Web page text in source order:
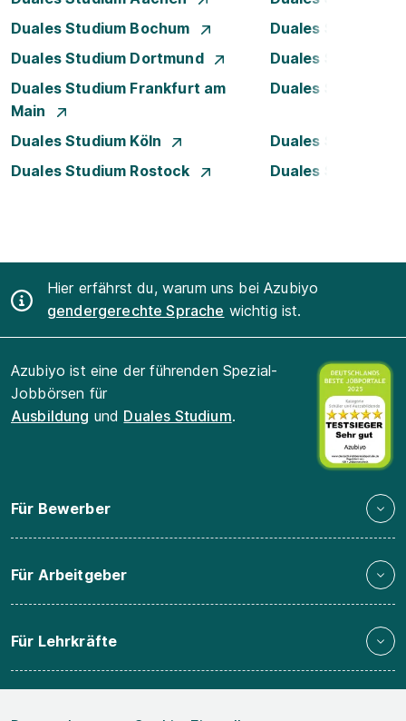
Duales Studium Bochum
Duales Studium
Duales Studium Dortmund
Duales Studium
Duales Studium Frankfurt am
Main
Duales Studium
Duales Studium Köln
Duales Studium
Duales Studium Rostock
Duales Studium
Hier erfährst du, warum uns bei Azubiyo
gendergerechte Sprache wichtig ist.
Azubiyo ist eine der führenden Spezial-
Jobbörsen für
Ausbildung und Duales Studium.
Für Bewerber
Für Arbeitgeber
Für Lehrkräfte